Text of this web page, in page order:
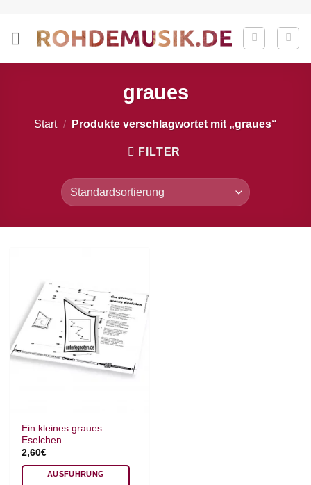
springen
graues
Start / Produkte verschlagwortet mit „graues“
FILTER
Ein kleines graues
Eselchen
2,60€
AUSFÜHRUNG